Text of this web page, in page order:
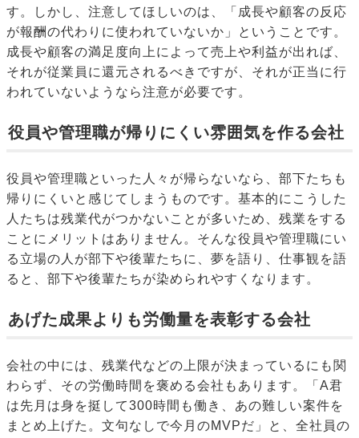
す。しかし、注意してほしいのは、「成長や顧客の反応
が報酬の代わりに使われていないか」ということです。
成長や顧客の満足度向上によって売上や利益が出れば、
それが従業員に還元されるべきですが、それが正当に行
われていないようなら注意が必要です。
役員や管理職が帰りにくい雰囲気を作る会社
役員や管理職といった人々が帰らないなら、部下たちも
帰りにくいと感じてしまうものです。基本的にこうした
人たちは残業代がつかないことが多いため、残業をする
ことにメリットはありません。そんな役員や管理職にい
る立場の人が部下や後輩たちに、夢を語り、仕事観を語
ると、部下や後輩たちが染められやすくなります。
あげた成果よりも労働量を表彰する会社
会社の中には、残業代などの上限が決まっているにも関
わらず、その労働時間を褒める会社もあります。「A君
は先月は身を挺して300時間も働き、あの難しい案件を
まとめ上げた。文句なしで今月のMVPだ」と、全社員の